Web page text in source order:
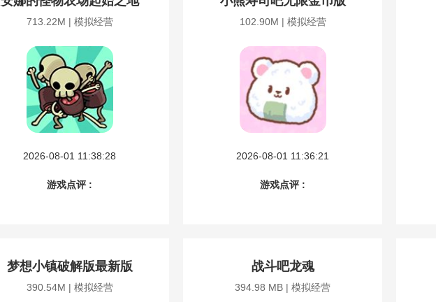
713.22M | 模拟经营
2026-08-01 11:38:28
游戏点评 :
102.90M | 模拟经营
2026-08-01 11:36:21
游戏点评 :
梦想小镇破解版最新版
390.54M | 模拟经营
战斗吧龙魂
394.98 MB | 模拟经营